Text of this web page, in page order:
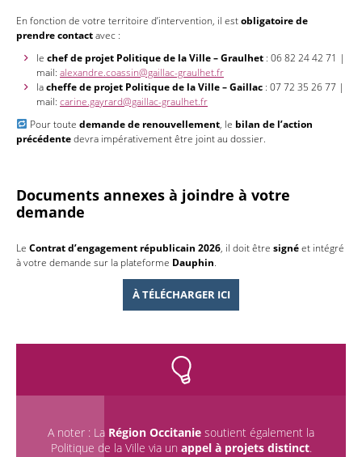
En fonction de votre territoire d’intervention, il estobligatoire de
prendre contactavec :
le chef de projet Politique de la Ville – Graulhet : 06 82 24 42 71 |
mail: alexandre.coassin@gaillac-graulhet.fr
lacheffe de projet Politique de la Ville – Gaillac : 07 72 35 26 77 |
mail: carine.gayrard@gaillac-graulhet.fr
Pour toute demande de renouvellement, le bilan de l’action
précédentedevra impérativement être joint au dossier.
Documents annexes à joindre à votre
demande
Le Contrat d’engagement républicain 2026, il doit être signéet intégré
à votre demande sur la plateforme Dauphin.
À TÉLÉCHARGER ICI
A noter : La Région Occitanie soutient également la
Politique de la Ville via un appel à projets distinct.